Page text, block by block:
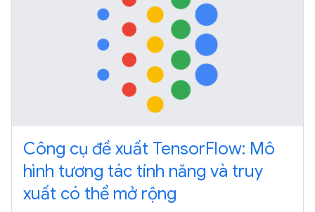
Công cụ đề xuất TensorFlow: Mô
hình tương tác tính năng và truy
xuất có thể mở rộng